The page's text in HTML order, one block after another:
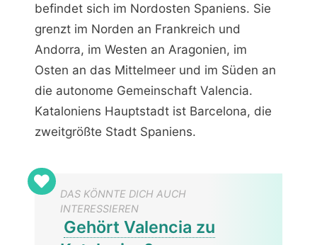
befindet sich im Nordosten Spaniens. Sie
grenzt im Norden an Frankreich und
Andorra, im Westen an Aragonien, im
Osten an das Mittelmeer und im Süden an
die autonome Gemeinschaft Valencia.
Kataloniens Hauptstadt ist Barcelona, die
zweitgrößte Stadt Spaniens.
DAS KÖNNTE DICH AUCH
INTERESSIEREN
Gehört Valencia zu